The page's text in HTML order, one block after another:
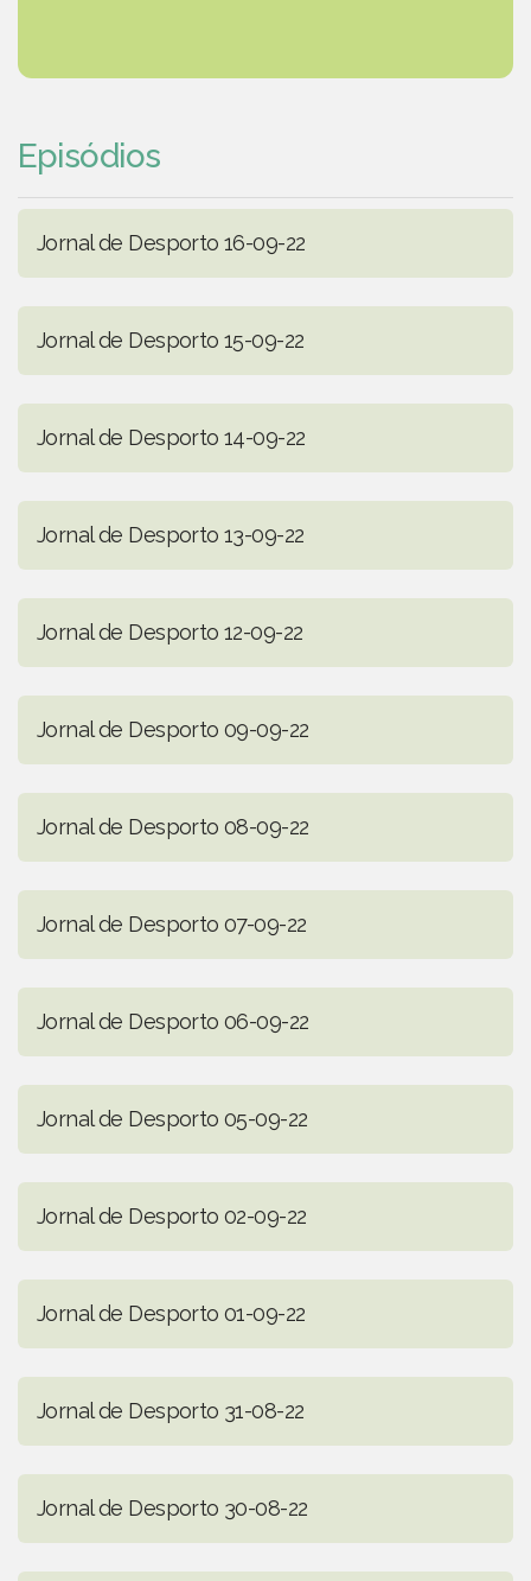
Episódios
Jornal de Desporto 16-09-22
Jornal de Desporto 15-09-22
Jornal de Desporto 14-09-22
Jornal de Desporto 13-09-22
Jornal de Desporto 12-09-22
Jornal de Desporto 09-09-22
Jornal de Desporto 08-09-22
Jornal de Desporto 07-09-22
Jornal de Desporto 06-09-22
Jornal de Desporto 05-09-22
Jornal de Desporto 02-09-22
Jornal de Desporto 01-09-22
Jornal de Desporto 31-08-22
Jornal de Desporto 30-08-22